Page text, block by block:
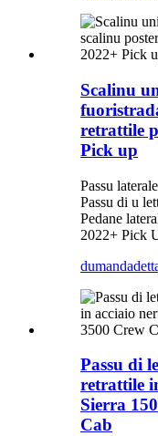
Scalinu
retrattile
Pick up
Passu
Passu di u
Pedane
2022+ Pick
dumanda
Passu di
retrattile
Sierra
Cab